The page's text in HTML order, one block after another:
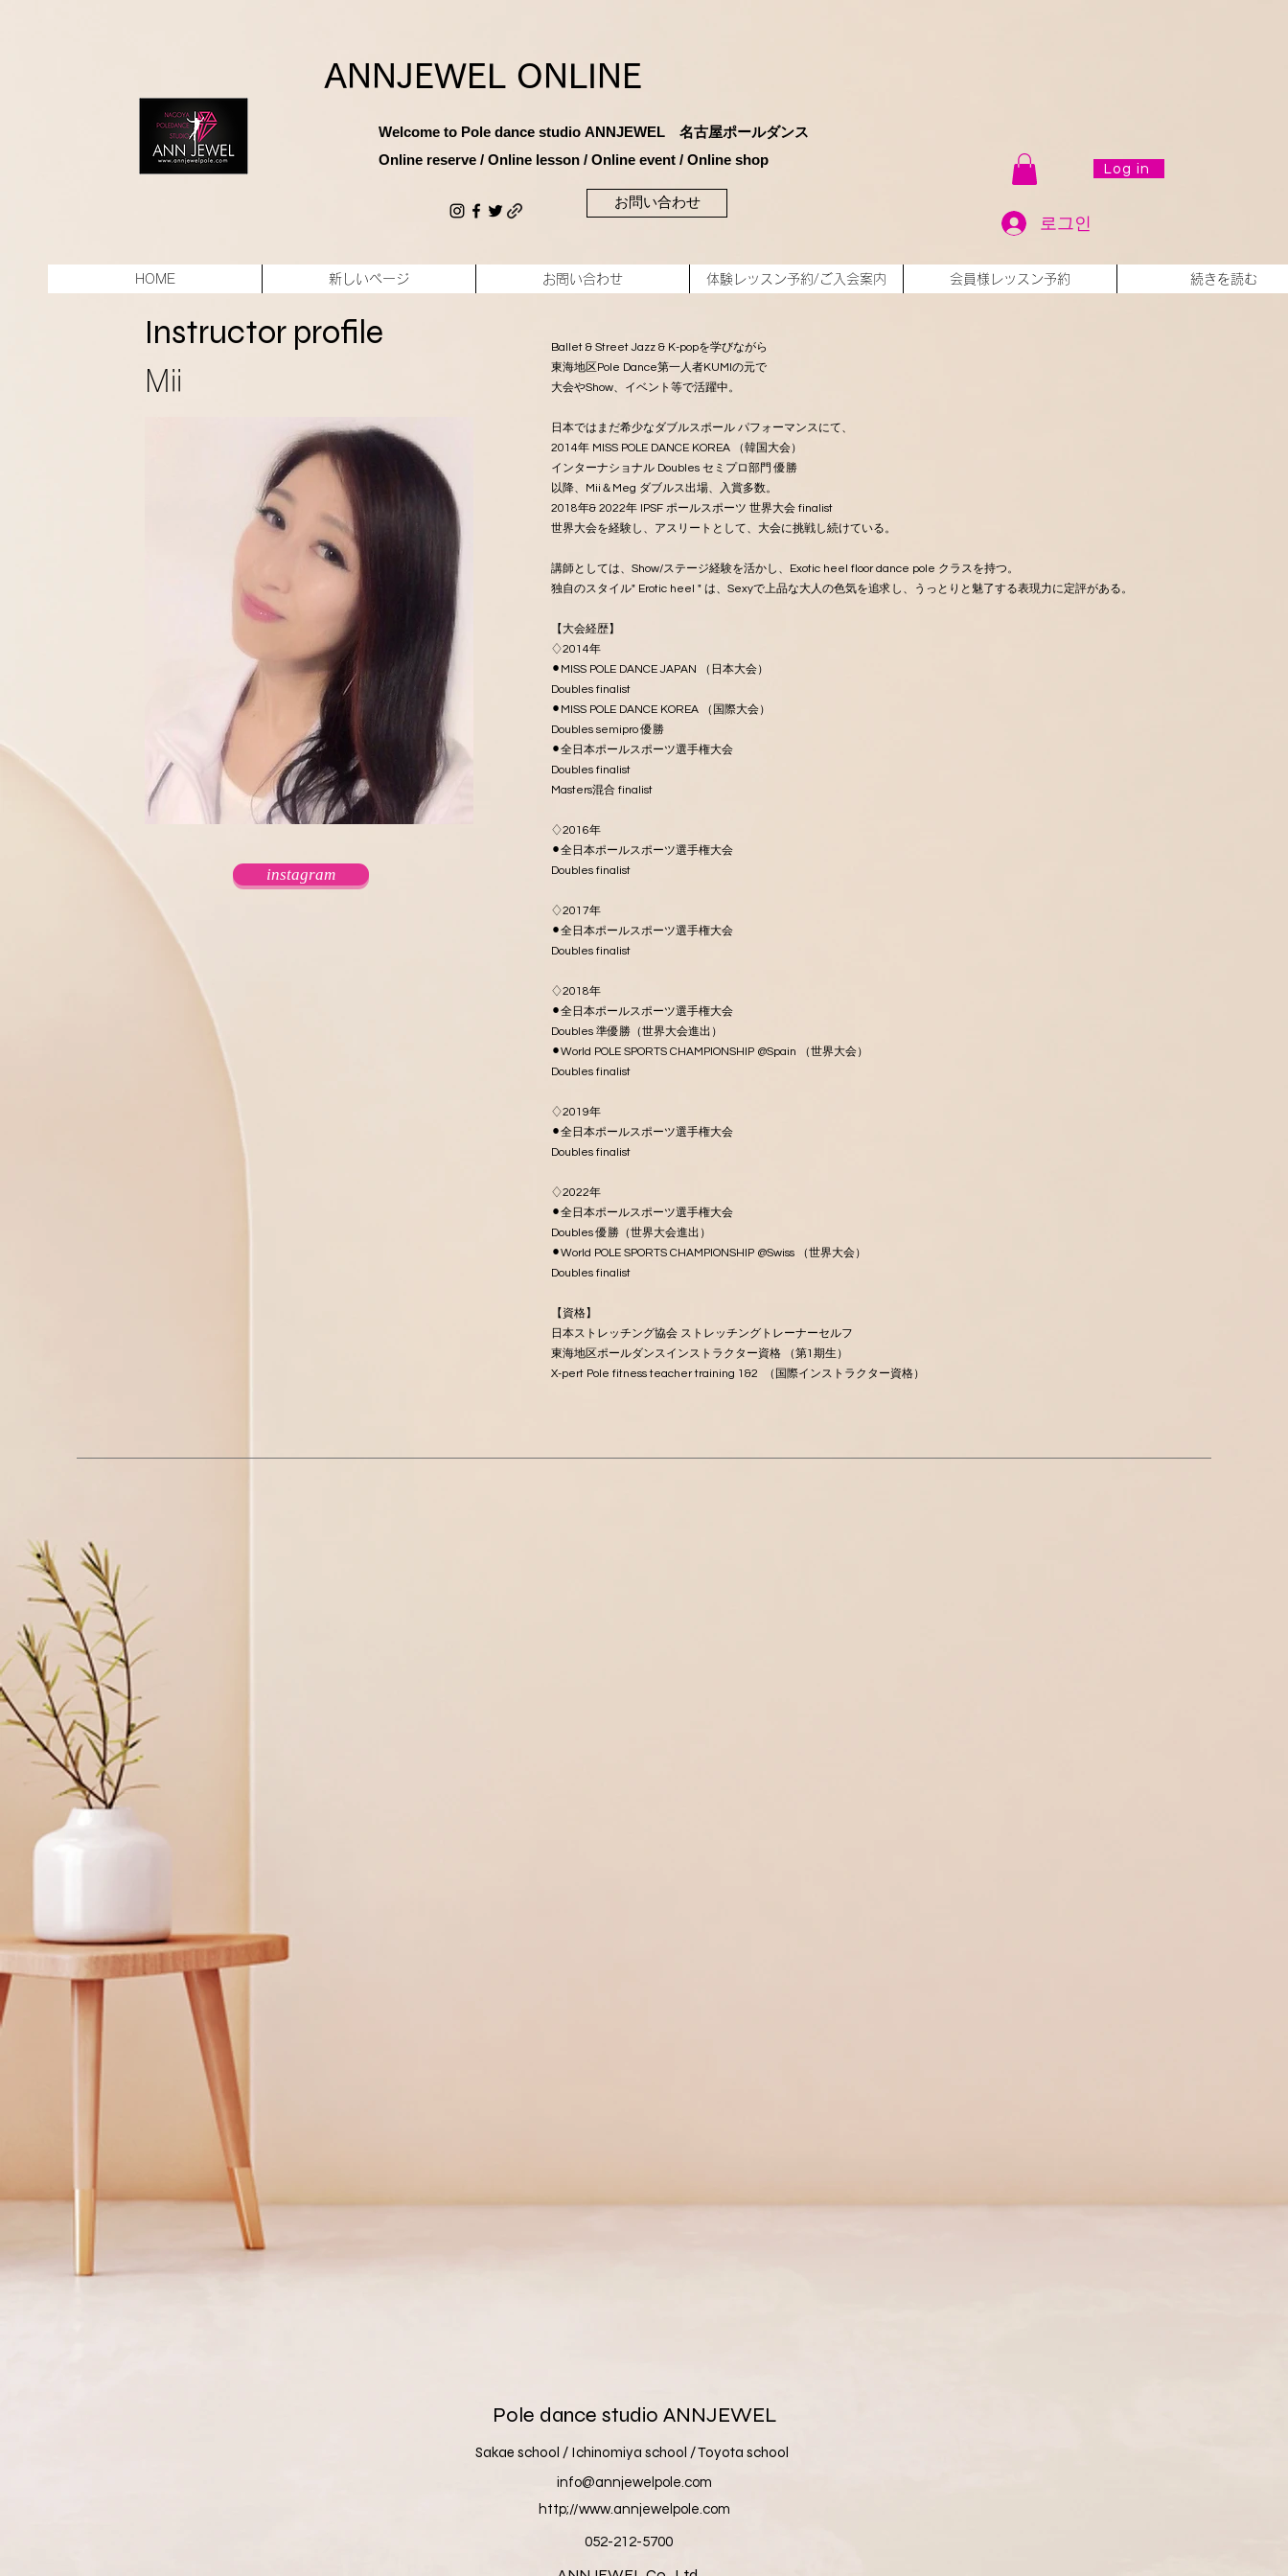
ANNJEWEL ONLINE
お問い合わせ
Log in
Welcome to Pole dance studio ANNJEWEL 名古屋ポールダンス
Online reserve / Online lesson / Online event / Online shop
로그인
HOME 新しいページ お問い合わせ 体験レッスン予約/ご入会案内 会員様レッスン予約 続きを読む
Instructor profile
​Mii
instagram
Ballet & Street Jazz & K-popを学びながら
東海地区Pole Dance第一人者KUMIの元で
大会やShow、イベント等で活躍中。
日本ではまだ希少なダブルスポール パフォーマンスにて、
2014年 MISS POLE DANCE KOREA （韓国大会）
インターナショナル Doubles セミプロ部門 優勝
以降、Mii＆Meg ダブルス出場、入賞多数。
2018年& 2022年 IPSF ポールスポーツ 世界大会 finalist
世界大会を経験し、アスリートとして、大会に挑戦し続けている。
講師としては、Show/ステージ経験を活かし、Exotic heel floor dance pole クラスを持つ。
独自のスタイル" Erotic heel " は、Sexyで上品な大人の色気を追求し、うっとりと魅了する表現力に定評がある。
【大会経歴】
♢2014年
⚫︎MISS POLE DANCE JAPAN （日本大会）
Doubles finalist
⚫︎MISS POLE DANCE KOREA （国際大会）
Doubles semipro 優勝
⚫︎全日本ポールスポーツ選手権大会
Doubles finalist
Masters混合 finalist
♢2016年
⚫︎全日本ポールスポーツ選手権大会
Doubles finalist
♢2017年
⚫︎全日本ポールスポーツ選手権大会
Doubles finalist
♢2018年
⚫︎全日本ポールスポーツ選手権大会
Doubles 準優勝（世界大会進出）
⚫︎World POLE SPORTS CHAMPIONSHIP @Spain （世界大会）
Doubles finalist
♢2019年
⚫︎全日本ポールスポーツ選手権大会
Doubles finalist
♢2022年
⚫︎全日本ポールスポーツ選手権大会
Doubles 優勝（世界大会進出）
⚫︎World POLE SPORTS CHAMPIONSHIP @Swiss （世界大会）
Doubles finalist
【資格】
日本ストレッチング協会 ストレッチングトレーナーセルフ
東海地区ポールダンスインストラクター資格 （第1期生）
X-pert Pole fitness teacher training 1&2 （国際インストラクター資格）
​Pole dance studio ANNJEWEL
Sakae school / Ichinomiya school / Toyota school
info@annjewelpole.com
​http;//www.annjewelpole.com
052-212-5700